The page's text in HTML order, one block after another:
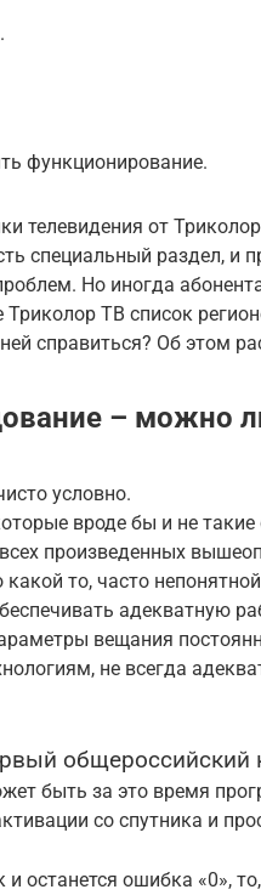
функционирование.
телевидения от
специальный раздел, и
Но иногда
ТВ список
справиться? Об этом
– можно
условно.
вроде бы и не такие
произведенных
то, часто
адекватную
вещания
не всегда
общероссийский
быть за это время
со спутника и
останется ошибка «0»,